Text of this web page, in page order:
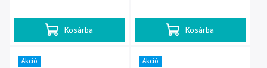
Kosárba Kosárba
Akció Akció